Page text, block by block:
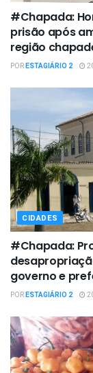
#Chapada:
prisão após
região
PORESTAGIÁRIO 2
CIDADES
#Chapada:
governo e
PORESTAGIÁRIO 2